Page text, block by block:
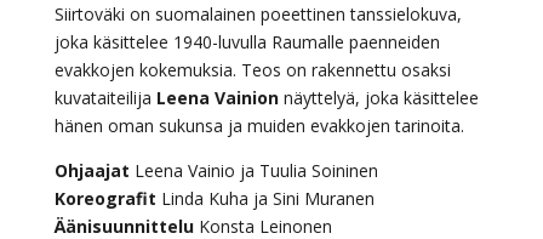
Siirtoväki on suomalainen poeettinen tanssielokuva,
joka käsittelee 1940-luvulla Raumalle paenneiden
evakkojen kokemuksia. Teos on rakennettu osaksi
kuvataiteilija Leena Vainionnäyttelyä, joka käsittelee
hänen oman sukunsa ja muiden evakkojen tarinoita.
Ohjaajat Leena Vainio ja Tuulia Soininen
Koreografit Linda Kuha ja Sini Muranen
ÄänisuunnitteluKonsta Leinonen